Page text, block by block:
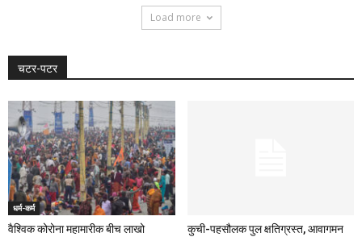
Load more
चटर-पटर
धर्म-कर्म
वैश्विक कोरोना महामारीक बीच लाखो
कुची-पहसौलक पुल क्षतिग्रस्त, आवागमन